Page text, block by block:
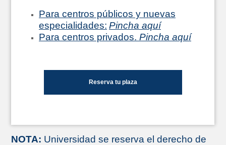
Para centros públicos y nuevas
especialidades: Pincha aquí
Para centros privados. Pincha aquí
Reserva tu plaza
NOTA: Universidad se reserva el derecho de